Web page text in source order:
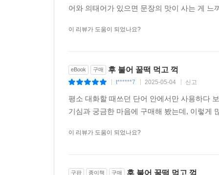
어와 의태어가 있으면 문장의 맛이 사는 게
이 리뷰가 도움이 되었나요?
eBook 구매 후 불어 꿀떡 먹고 꺽
t******7 2025-05-04 신고
평소 대화할 때쓰던 단어 안에서만 사용하다
기심과 궁금한 마음에 구매해 봤는데, 이렇
이 리뷰가 도움이 되었나요?
구판 종이책 구매 후 불어 꿀떡 먹고 꺽